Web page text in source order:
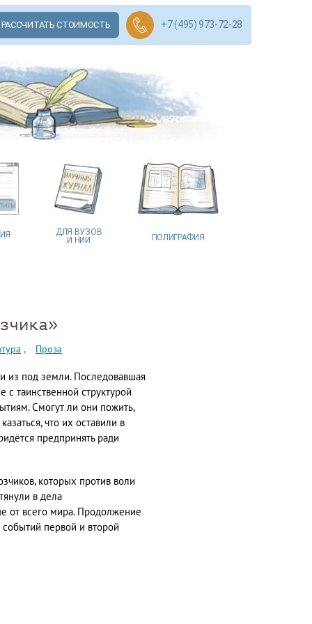
РАССЧИТАТЬ СТОИМОСТЬ +7 (495) 973-72-28
ДЛЯ ВУЗОВ
И НИИ
ПОЛИГРАФИЯ
Проза
из под земли. Последовавшая
таинственной структурой
Смогут ли они пожить,
что их оставили в
предпринять ради
которых против воли
в дела
от всего мира. Продолжение
первой и второй